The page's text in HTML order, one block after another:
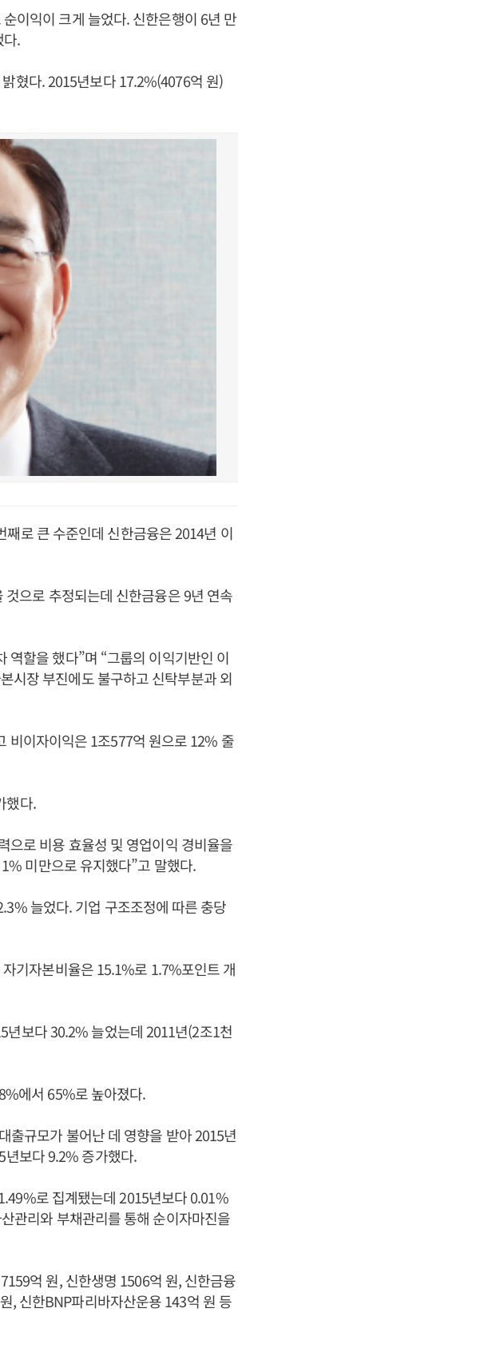
이익이 크게 늘었다. 신한은행이 6년 만
.
혔다. 2015년보다 17.2%(4076억 원)
로 큰 수준인데 신한금융은 2014년 이
으로 추정되는데 신한금융은 9년 연속
역할을 했다”며 “그룹의 이익기반인 이
시장 부진에도 불구하고 신탁부분과 외
비이자이익은 1조577억 원으로 12% 줄
했다.
으로 비용 효율성 및 영업이익 경비율을
미만으로 유지했다”고 말했다.
늘었다. 기업 구조조정에 따른 충당
기자본비율은 15.1%로 1.7%포인트 개
년보다 30.2% 늘었는데 2011년(2조1천
에서 65%로 높아졌다.
출규모가 불어난 데 영향을 받아 2015년
보다 9.2% 증가했다.
로 집계됐는데 2015년보다 0.01%
관리와 부채관리를 통해 순이자마진을
억 원, 신한생명 1506억 원, 신한금융
, 신한BNP파리바자산운용 143억 원 등